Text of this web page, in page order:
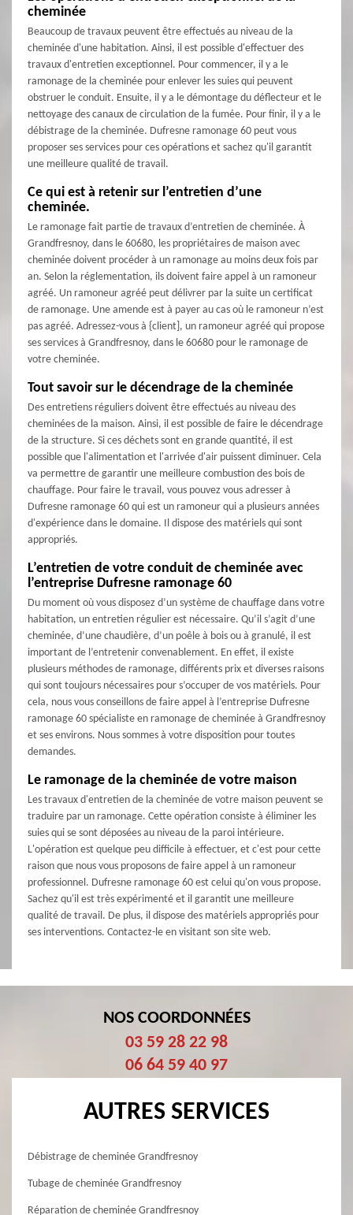
cheminée
Beaucoup de travaux peuvent être effectués au niveau de la
cheminée d'une habitation. Ainsi, il est possible d'effectuer des
travaux d'entretien exceptionnel. Pour commencer, il y a le
ramonage de la cheminée pour enlever les suies qui peuvent
obstruer le conduit. Ensuite, il y a le démontage du déflecteur et le
nettoyage des canaux de circulation de la fumée. Pour finir, il y a le
débistrage de la cheminée. Dufresne ramonage 60 peut vous
proposer ses services pour ces opérations et sachez qu'il garantit
une meilleure qualité de travail.
Ce qui est à retenir sur l’entretien d’une
cheminée.
Le ramonage fait partie de travaux d’entretien de cheminée. À
Grandfresnoy, dans le 60680, les propriétaires de maison avec
cheminée doivent procéder à un ramonage au moins deux fois par
an. Selon la réglementation, ils doivent faire appel à un ramoneur
agréé. Un ramoneur agréé peut délivrer par la suite un certificat
de ramonage. Une amende est à payer au cas où le ramoneur n’est
pas agréé. Adressez-vous à {client], un ramoneur agréé qui propose
ses services à Grandfresnoy, dans le 60680 pour le ramonage de
votre cheminée.
Tout savoir sur le décendrage de la cheminée
Des entretiens réguliers doivent être effectués au niveau des
cheminées de la maison. Ainsi, il est possible de faire le décendrage
de la structure. Si ces déchets sont en grande quantité, il est
possible que l'alimentation et l'arrivée d'air puissent diminuer. Cela
va permettre de garantir une meilleure combustion des bois de
chauffage. Pour faire le travail, vous pouvez vous adresser à
Dufresne ramonage 60 qui est un ramoneur qui a plusieurs années
d'expérience dans le domaine. Il dispose des matériels qui sont
appropriés.
L’entretien de votre conduit de cheminée avec
l’entreprise Dufresne ramonage 60
Du moment où vous disposez d’un système de chauffage dans votre
habitation, un entretien régulier est nécessaire. Qu’il s’agit d’une
cheminée, d’une chaudière, d’un poêle à bois ou à granulé, il est
important de l’entretenir convenablement. En effet, il existe
plusieurs méthodes de ramonage, différents prix et diverses raisons
qui sont toujours nécessaires pour s’occuper de vos matériels. Pour
cela, nous vous conseillons de faire appel à l’entreprise Dufresne
ramonage 60 spécialiste en ramonage de cheminée à Grandfresnoy
et ses environs. Nous sommes à votre disposition pour toutes
demandes.
Le ramonage de la cheminée de votre maison
Les travaux d'entretien de la cheminée de votre maison peuvent se
traduire par un ramonage. Cette opération consiste à éliminer les
suies qui se sont déposées au niveau de la paroi intérieure.
L'opération est quelque peu difficile à effectuer, et c'est pour cette
raison que nous vous proposons de faire appel à un ramoneur
professionnel. Dufresne ramonage 60 est celui qu'on vous propose.
Sachez qu'il est très expérimenté et il garantit une meilleure
qualité de travail. De plus, il dispose des matériels appropriés pour
ses interventions. Contactez-le en visitant son site web.
NOS COORDONNÉES
03 59 28 22 98
06 64 59 40 97
AUTRES SERVICES
Débistrage de cheminée Grandfresnoy
Tubage de cheminée Grandfresnoy
Réparation de cheminée Grandfresnoy